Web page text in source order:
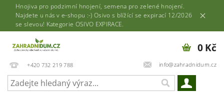
Hnojiva pro podzimní hnojení, semena pro zelené hnojení.
Najdete u nás v e-shopu :-) Osivo s blížící se expirací 12/2026
se slevou! Kategorie OSIVO EXPIRACE.
+420 732 219 788 info@zahradnidum.cz
0 Kč